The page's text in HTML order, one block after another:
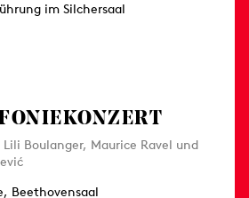
im Silchersaal
Lili Boulanger, Maurice Ravel und
Beethovensaal